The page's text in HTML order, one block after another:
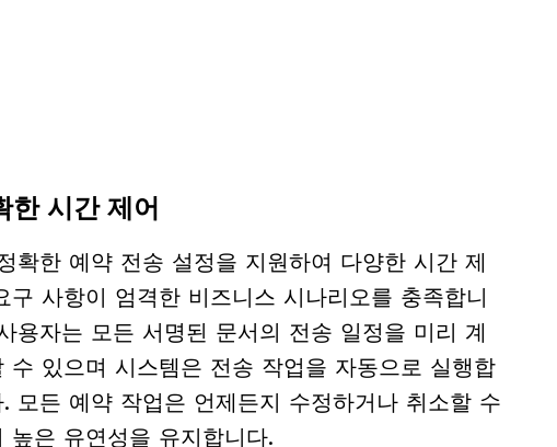
한 시간 제어
확한 예약 전송 설정을 지원하여 다양한 시간 제
구 사항이 엄격한 비즈니스 시나리오를 충족합니
용자는 모든 서명된 문서의 전송 일정을 미리 계
수 있으며 시스템은 전송 작업을 자동으로 실행합
. 모든 예약 작업은 언제든지 수정하거나 취소할 수
높은 유연성을 유지합니다.